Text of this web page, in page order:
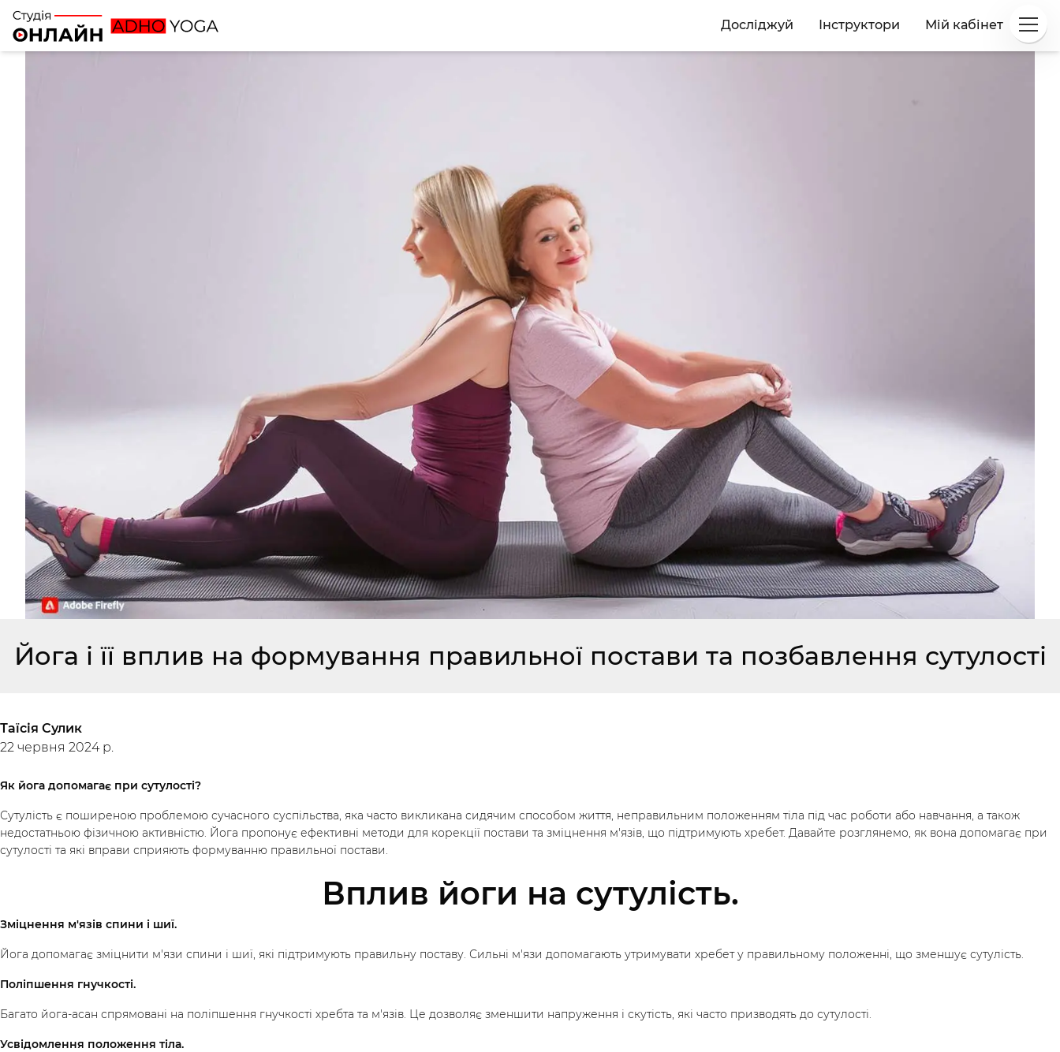
Досліджуй Інструктори Мій кабінет
Йога і її вплив на формування правильної постави та позбавлення сутулості
Таїсія Сулик
22 червня 2024 р.
Як йога допомагає при сутулості?
Сутулість є поширеною проблемою сучасного суспільства, яка часто викликана сидячим способом життя, неправильним положенням тіла під час роботи або навчання, а також
недостатньою фізичною активністю. Йога пропонує ефективні методи для корекції постави та зміцнення м'язів, що підтримують хребет. Давайте розглянемо, як вона допомагає при
сутулості та які вправи сприяють формуванню правильної постави.
Вплив йоги на сутулість.
Зміцнення м'язів спини і шиї.
Йога допомагає зміцнити м'язи спини і шиї, які підтримують правильну поставу. Сильні м'язи допомагають утримувати хребет у правильному положенні, що зменшує сутулість.
Поліпшення гнучкості.
Багато йога-асан спрямовані на поліпшення гнучкості хребта та м'язів. Це дозволяє зменшити напруження і скутість, які часто призводять до сутулості.
Усвідомлення положення тіла.